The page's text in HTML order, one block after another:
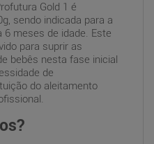
Gold 1 é
sendo indicada para a
meses de idade. Este
para suprir as
bebês nesta fase inicial
de
do aleitamento